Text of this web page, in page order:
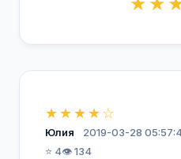
★★★★☆
Юлия
2019-03-28
⭐ 4👁️ 134